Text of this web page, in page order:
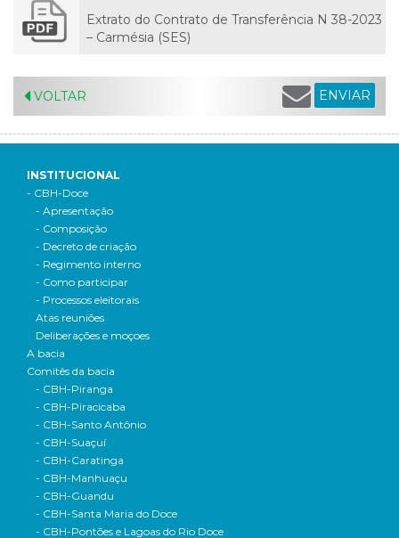
Extrato do Contrato de Transferência N 38-2023
– Carmésia (SES)
VOLTAR ENVIAR
INSTITUCIONAL
- CBH-Doce
- Apresentação
- Composição
- Decreto de criação
- Regimento interno
- Como participar
- Processos eleitorais
Atas reuniões
Deliberações e moçoes
A bacia
Comitês da bacia
- CBH-Piranga
- CBH-Piracicaba
- CBH-Santo Antônio
- CBH-Suaçuí
- CBH-Caratinga
- CBH-Manhuaçu
- CBH-Guandu
- CBH-Santa Maria do Doce
- CBH-Pontões e Lagoas do Rio Doce